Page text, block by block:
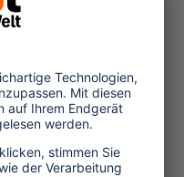
an der
auf der
für den
werden,
hat es